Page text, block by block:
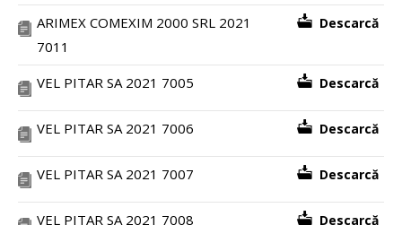
ARIMEX COMEXIM 2000 SRL 2021
7011
Descarcă
VEL PITAR SA 2021 7005 Descarcă
VEL PITAR SA 2021 7006 Descarcă
VEL PITAR SA 2021 7007 Descarcă
VEL PITAR SA 2021 7008 Descarcă